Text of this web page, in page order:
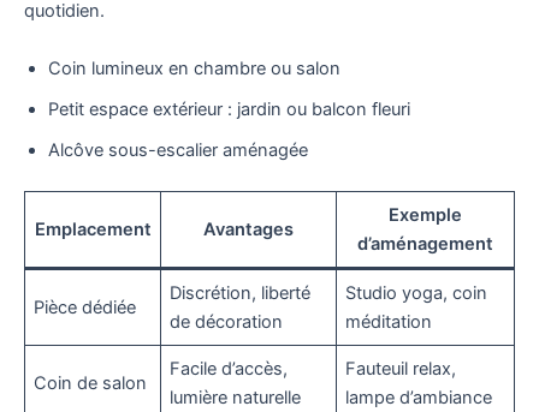
quotidien.
Coin lumineux en chambre ou salon
Petit espace extérieur : jardin ou balcon fleuri
Alcôve sous-escalier aménagée
Emplacement Avantages
Exemple
d’aménagement
Pièce dédiée
Discrétion, liberté
de décoration
Studio yoga, coin
méditation
Coin de salon
Facile d’accès,
lumière naturelle
Fauteuil relax,
lampe d’ambiance